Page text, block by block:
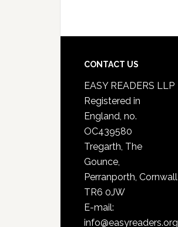
CONTACT US
EASY READERS LLP
Registered in
England, no.
OC439580
Tregarth, The
Gounce,
Perranporth, Cornwall
TR6 0JW
E-mail:
info@easyreaders.org